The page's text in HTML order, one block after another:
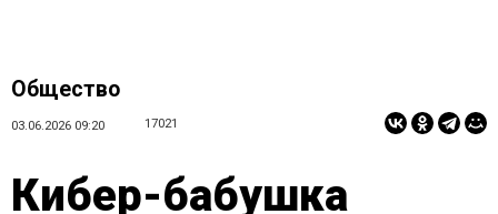
Общество
03.06.2026 09:20 17021
Кибер-бабушка